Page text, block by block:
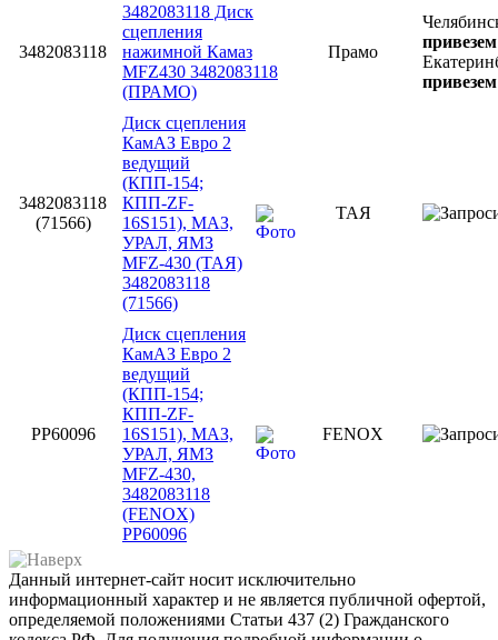
3482083118
3482083118 Диск
сцепления
нажимной Камаз
MFZ430 3482083118
(ПРАМО)
Прамо
3482083118
(71566)
Диск сцепления
КамАЗ Евро 2
ведущий
(КПП-154;
КПП-ZF-
16S151), МАЗ,
УРАЛ, ЯМЗ
MFZ-430 (ТАЯ)
3482083118
(71566)
ТАЯ
PP60096
Диск сцепления
КамАЗ Евро 2
ведущий
(КПП-154;
КПП-ZF-
16S151), МАЗ,
УРАЛ, ЯМЗ
MFZ-430,
3482083118
(FENOX)
PP60096
FENOX
Данный интернет-сайт носит исключительно
информационный характер и не является публичной офертой,
определяемой положениями Статьи 437 (2) Гражданского